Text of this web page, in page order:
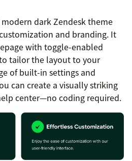
dark Zendesk theme
and branding. It
with toggle-enabled
tailor the layout to your
of built-in settings and
can create a visually striking
center—no coding required.